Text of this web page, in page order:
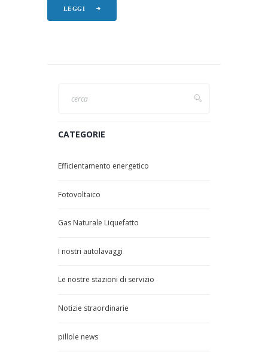
LEGGI
CATEGORIE
Efficientamento energetico
Fotovoltaico
Gas Naturale Liquefatto
I nostri autolavaggi
Le nostre stazioni di servizio
Notizie straordinarie
pillole news